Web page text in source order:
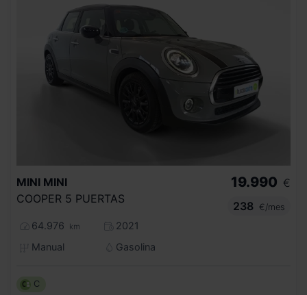
MINI MINI
COOPER 5 PUERTAS
64.976 km
2021
Manual
Gasolina
19.990 €
238
€/mes
C